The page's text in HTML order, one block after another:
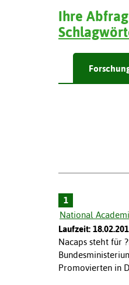
Ihre
1
National
Laufzeit:
Nacaps steht für
Promovierten in